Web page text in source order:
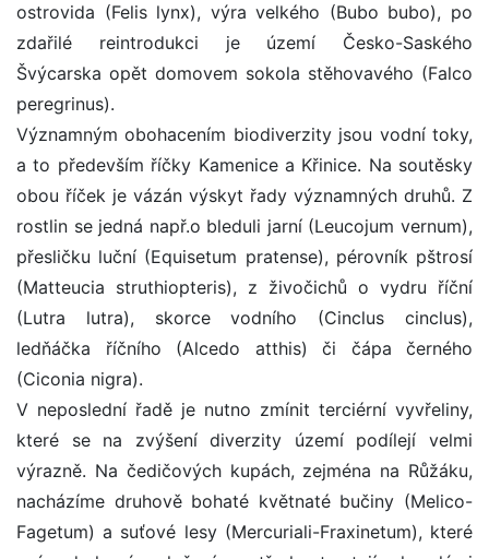
ostrovida (Felis lynx), výra velkého (Bubo bubo), po
zdařilé reintrodukci je území Česko-Saského
Švýcarska opět domovem sokola stěhovavého (Falco
peregrinus).
Významným obohacením biodiverzity jsou vodní toky,
a to především říčky Kamenice a Křinice. Na soutěsky
obou říček je vázán výskyt řady významných druhů. Z
rostlin se jedná např.o bleduli jarní (Leucojum vernum),
přesličku luční (Equisetum pratense), pérovník pštrosí
(Matteucia struthiopteris), z živočichů o vydru říční
(Lutra lutra), skorce vodního (Cinclus cinclus),
ledňáčka říčního (Alcedo atthis) či čápa černého
(Ciconia nigra).
V neposlední řadě je nutno zmínit terciérní vyvřeliny,
které se na zvýšení diverzity území podílejí velmi
výrazně. Na čedičových kupách, zejména na Růžáku,
nacházíme druhově bohaté květnaté bučiny (Melico-
Fagetum) a suťové lesy (Mercuriali-Fraxinetum), které